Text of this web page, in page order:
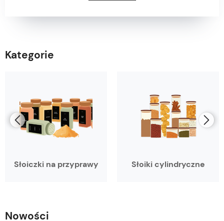
Kategorie
Słoiczki na przyprawy Słoiki cylindryczne
Nowości